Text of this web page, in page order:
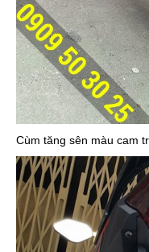
Cùm tăng sên màu cam